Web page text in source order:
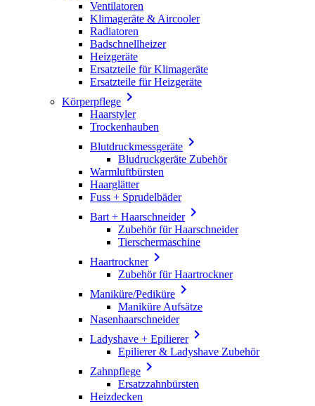
Ventilatoren
Klimageräte & Aircooler
Radiatoren
Badschnellheizer
Heizgeräte
Ersatzteile für Klimageräte
Ersatzteile für Heizgeräte
Körperpflege 
Haarstyler
Trockenhauben
Blutdruckmessgeräte 
Bludruckgeräte Zubehör
Warmluftbürsten
Haarglätter
Fuss + Sprudelbäder
Bart + Haarschneider
Zubehör für Haarschneider
Tierschermaschine
Haartrockner
Zubehör für Haartrockner
Maniküre/Pediküre 
Maniküre Aufsätze
Nasenhaarschneider
Ladyshave + Epilierer
Epilierer & Ladyshave Zubehör
Zahnpflege 
Ersatzzahnbürsten
Heizdecken